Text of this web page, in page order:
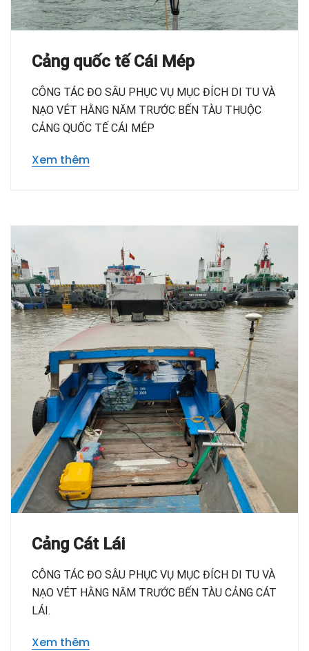
Cảng quốc tế Cái Mép
CÔNG TÁC ĐO SÂU PHỤC VỤ MỤC ĐÍCH DI TU VÀ
NẠO VÉT HẰNG NĂM TRƯỚC BẾN TÀU THUỘC
CẢNG QUỐC TẾ CÁI MÉP
Xem thêm
Cảng Cát Lái
CÔNG TÁC ĐO SÂU PHỤC VỤ MỤC ĐÍCH DI TU VÀ
NẠO VÉT HẰNG NĂM TRƯỚC BẾN TÀU CẢNG CÁT
LÁI.
Xem thêm